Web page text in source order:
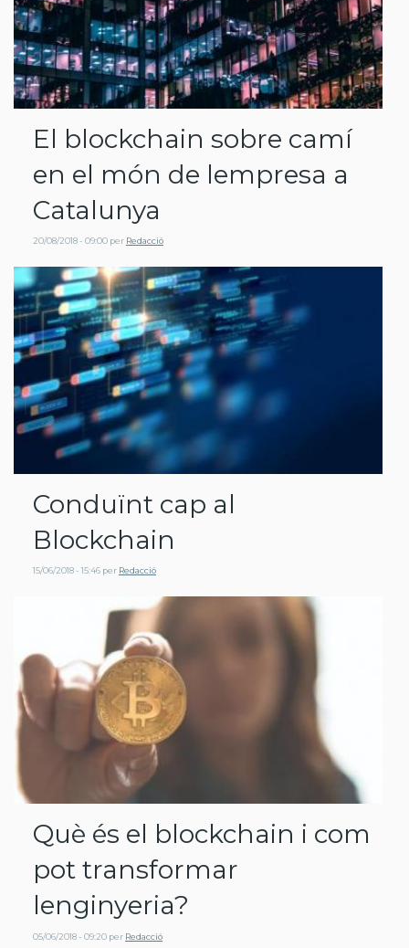
El blockchain sobre camí
en el món de lempresa a
Catalunya
20/08/2018 - 09:00 per Redacció
Conduïnt cap al
Blockchain
15/06/2018 - 15:46 per Redacció
Què és el blockchain i com
pot transformar
lenginyeria?
05/06/2018 - 09:20 per Redacció